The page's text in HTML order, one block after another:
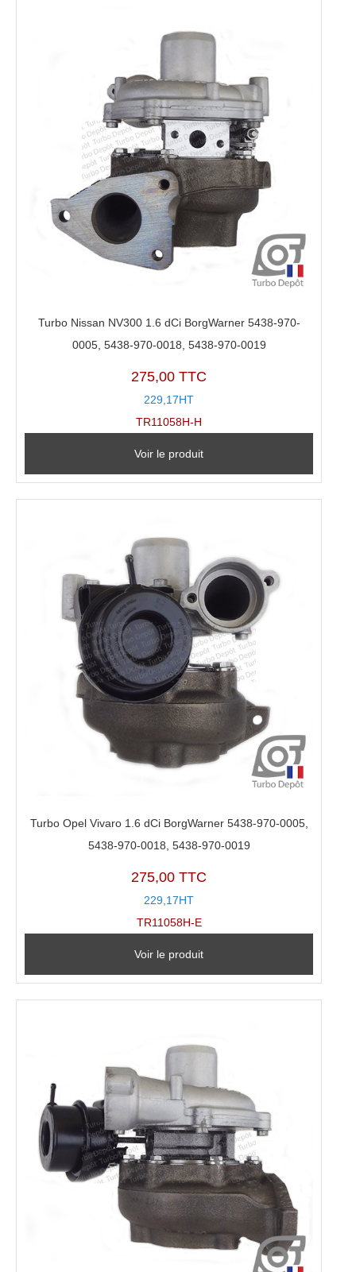
Turbo Nissan NV300 1.6 dCi BorgWarner 5438-970-
0005, 5438-970-0018, 5438-970-0019
275,00 TTC
229,17HT
TR11058H-H
Voir le produit
Turbo Opel Vivaro 1.6 dCi BorgWarner 5438-970-0005,
5438-970-0018, 5438-970-0019
275,00 TTC
229,17HT
TR11058H-E
Voir le produit